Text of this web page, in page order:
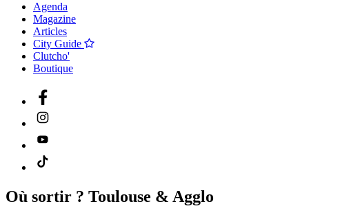
Agenda
Magazine
Articles
City Guide
Clutcho'
Boutique
Où sortir ? Toulouse & Agglo